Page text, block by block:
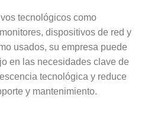
tecnológicos como
dispositivos de red y
usados, su empresa puede
en las necesidades clave de
tecnológica y reduce
y mantenimiento.